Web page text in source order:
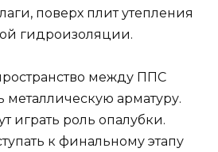
поверх плит утепления
гидроизоляции.
между ППС
металлическую арматуру.
играть роль опалубки.
к финальному этапу